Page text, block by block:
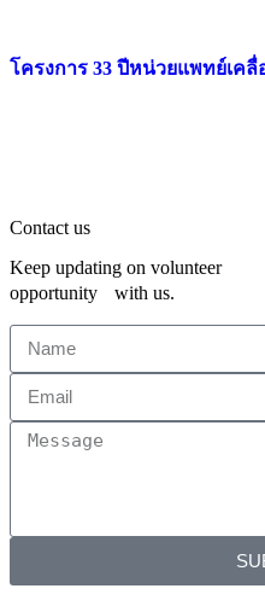
โครงการ 33 ปีหน่วยแพทย์เค
Contact us
Keep updating on volunteer
opportunity with us.